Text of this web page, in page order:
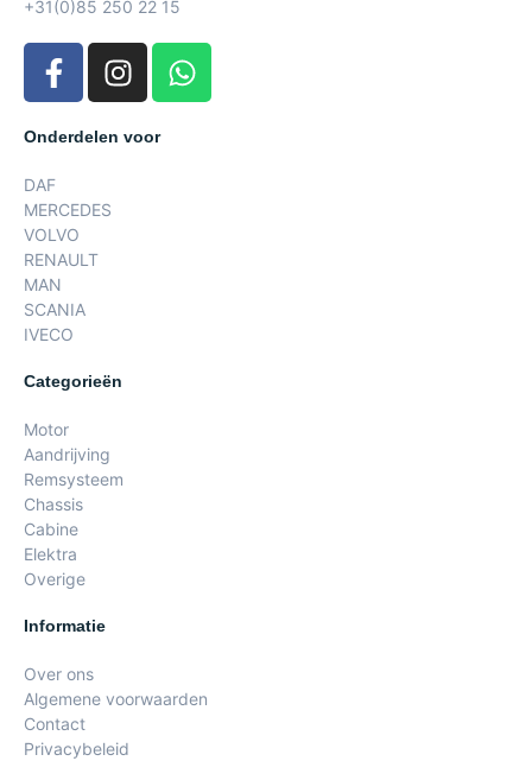
+31(0)85 250 22 15
Onderdelen voor
DAF
MERCEDES
VOLVO
RENAULT
MAN
SCANIA
IVECO
Categorieën
Motor
Aandrijving
Remsysteem
Chassis
Cabine
Elektra
Overige
Informatie
Over ons
Algemene voorwaarden
Contact
Privacybeleid